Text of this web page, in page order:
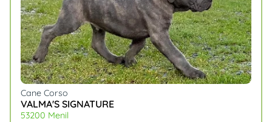
Cane Corso
VALMA'S SIGNATURE
53200 Menil